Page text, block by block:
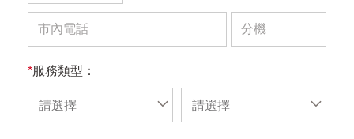
*服務類型：
請選擇 請選擇